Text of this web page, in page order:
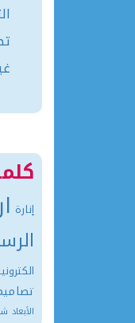
إنارة
الأبعاد